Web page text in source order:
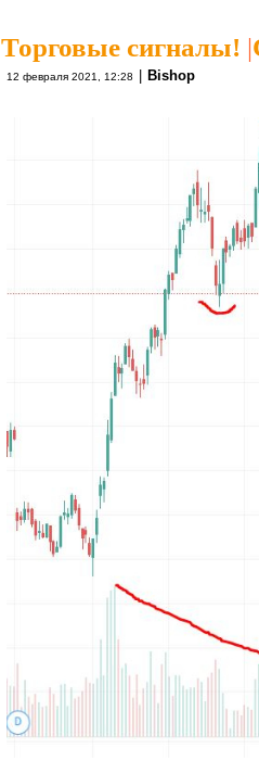
Торговые сигналы! |
12 февраля 2021, 12:28 | Bishop